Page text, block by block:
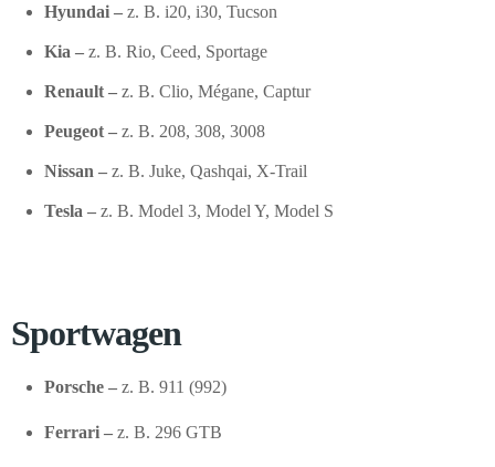
Hyundai – z. B. i20, i30, Tucson
Kia – z. B. Rio, Ceed, Sportage
Renault – z. B. Clio, Mégane, Captur
Peugeot – z. B. 208, 308, 3008
Nissan – z. B. Juke, Qashqai, X-Trail
Tesla – z. B. Model 3, Model Y, Model S
Sportwagen
Porsche – z. B. 911 (992)
Ferrari – z. B. 296 GTB